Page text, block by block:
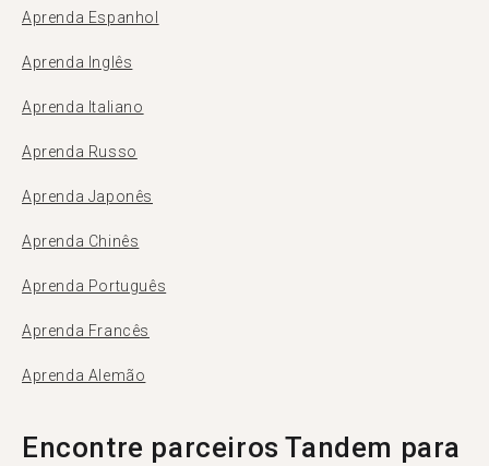
Aprenda Espanhol
Aprenda Inglês
Aprenda Italiano
Aprenda Russo
Aprenda Japonês
Aprenda Chinês
Aprenda Português
Aprenda Francês
Aprenda Alemão
Encontre parceiros Tandem para